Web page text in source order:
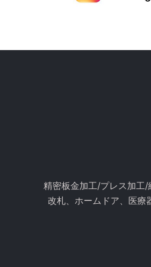
精密板金加工/プレス加
改札、ホームドア、医